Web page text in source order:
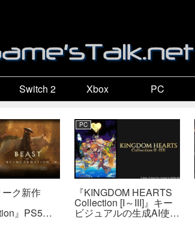
Switch 2 Xbox PC
ク新作
』PS5版
PC
『KINGDOM HEARTS
Collection [I～III]』キー
ビジュアルの生成AI使用